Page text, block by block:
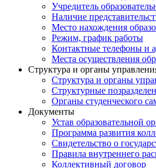
Учредитель
Наличие
Место нахождения
Режим, график работы
Контактные телефоны и
Места осуществления
Структура и органы
Структура и органы
Структурные
Органы студенческого
Документы
Устав образовательной
Программа развития
Свидетельство о
Правила внутреннего
Коллективный договор